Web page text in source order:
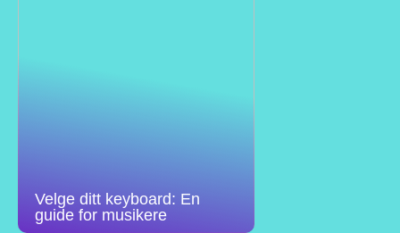
Velge ditt keyboard: En
guide for musikere